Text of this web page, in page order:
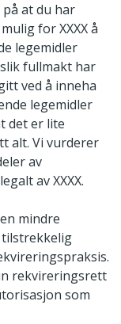
at du har
for XXXX å
legemidler
fullmakt har
ved å inneha
legemidler
det er lite
alt. Vi vurderer
av
av XXXX.
mindre
rekvireringsrett
som